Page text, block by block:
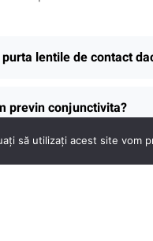
purta lentile de contact
previn conjunctivita?
să utilizați acest site vom